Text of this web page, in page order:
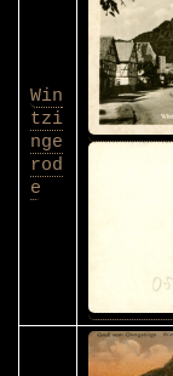
Win
tzi
nge
rod
e